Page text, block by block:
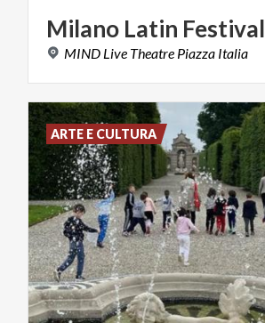
Milano Latin Festival
MIND Live Theatre Piazza Italia
ARTE E CULTURA